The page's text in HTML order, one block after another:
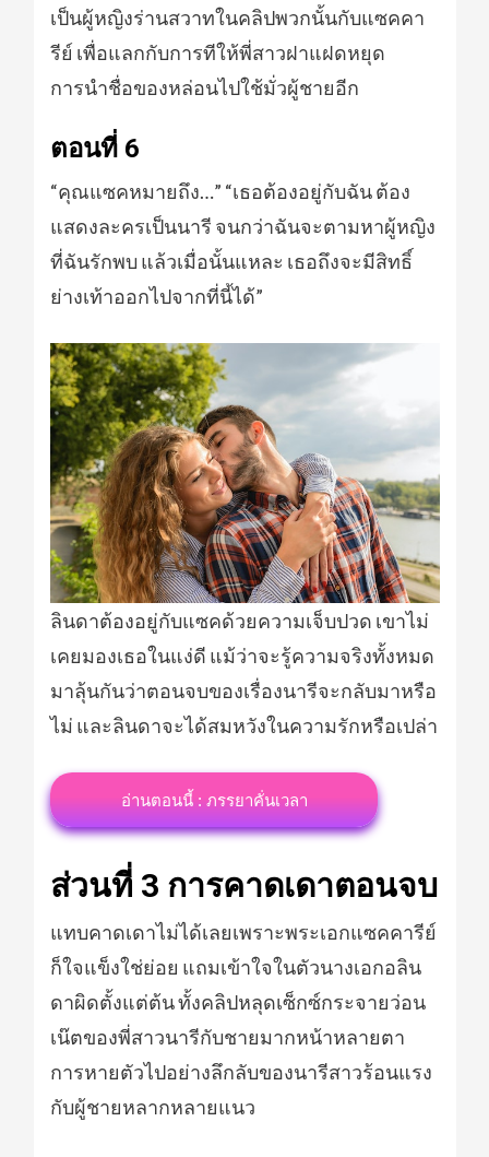
เป็นผู้หญิงร่านสวาทในคลิปพวกนั้นกับแซคคา
รีย์ เพื่อแลกกับการทีให้พี่สาวฝาแฝดหยุด
การนำชื่อของหล่อนไปใช้มั่วผู้ชายอีก
ตอนที่ 6
“คุณแซคหมายถึง…” “เธอต้องอยู่กับฉัน ต้อง
แสดงละครเป็นนารี จนกว่าฉันจะตามหาผู้หญิง
ที่ฉันรักพบ แล้วเมื่อนั้นแหละ เธอถึงจะมีสิทธิ์
ย่างเท้าออกไปจากที่นี้ได้”
ลินดาต้องอยู่กับแซคด้วยความเจ็บปวด เขาไม่
เคยมองเธอในแง่ดี แม้ว่าจะรู้ความจริงทั้งหมด
มาลุ้นกันว่าตอนจบของเรื่องนารีจะกลับมาหรือ
ไม่ และลินดาจะได้สมหวังในความรักหรือเปล่า
อ่านตอนนี้ : ภรรยาคั่นเวลา
ส่วนที่ 3 การคาดเดาตอนจบ
แทบคาดเดาไม่ได้เลยเพราะพระเอกแซคคารีย์
ก็ใจแข็งใช่ย่อย แถมเข้าใจในตัวนางเอกอลิน
ดาผิดตั้งแต่ต้น ทั้งคลิปหลุดเซ็กซ์กระจายว่อน
เน๊ตของพี่สาวนารีกับชายมากหน้าหลายตา
การหายตัวไปอย่างลึกลับของนารีสาวร้อนแรง
กับผู้ชายหลากหลายแนว